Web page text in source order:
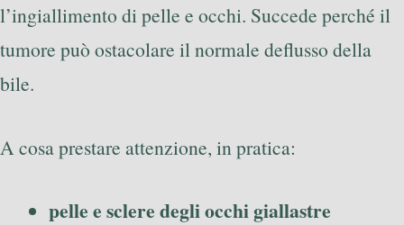
l’ingiallimento di pelle e occhi. Succede perché il
tumore può ostacolare il normale deflusso della
bile.
A cosa prestare attenzione, in pratica:
pelle e sclere degli occhi giallastre